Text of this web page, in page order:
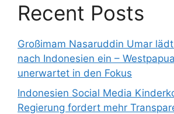
Recent Posts
Großimam Nasaruddin Umar
nach Indonesien ein –
unerwartet in den Fokus
Indonesien Social Media
Regierung fordert mehr